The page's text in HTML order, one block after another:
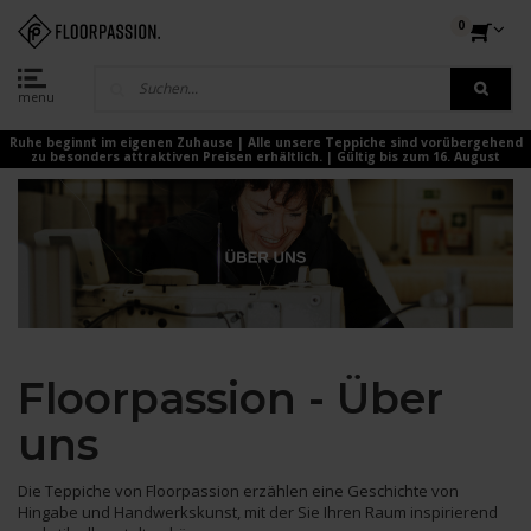
menu
0
Ruhe beginnt im eigenen Zuhause | Alle unsere Teppiche sind vorübergehend
zu besonders attraktiven Preisen erhältlich. | Gültig bis zum 16. August
Floorpassion - Über
uns
Die Teppiche von Floorpassion erzählen eine Geschichte von
Hingabe und Handwerkskunst, mit der Sie Ihren Raum inspirierend